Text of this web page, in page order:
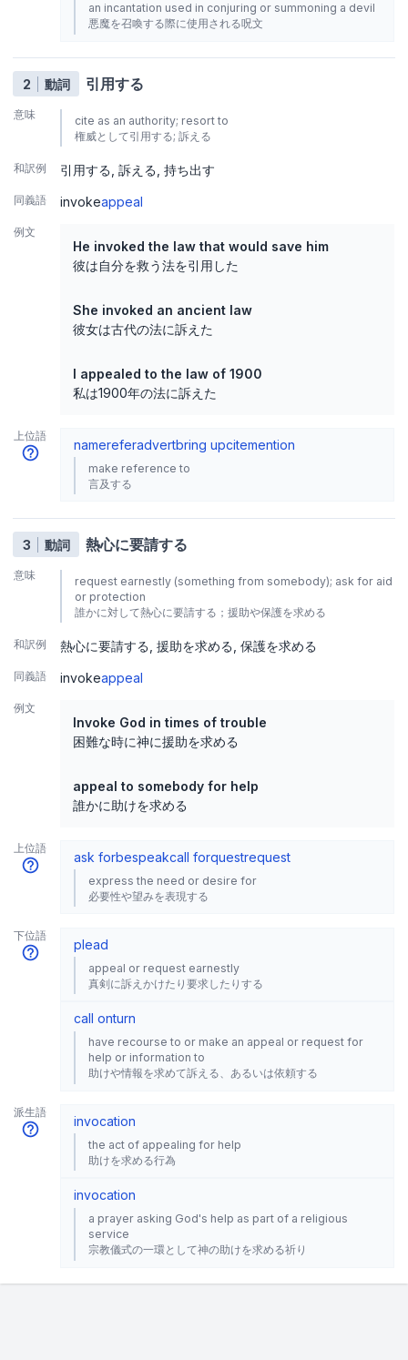
an incantation used in conjuring or summoning a devil
悪魔を召喚する際に使用される呪文
2 動詞 引用する
意味
cite as an authority; resort to
権威として引用する; 訴える
和訳例 引用する 訴える 持ち出す
同義語 invokeappeal
例文
He invoked the law that would save him
彼は自分を救う法を引用した
She invoked an ancient law
彼女は古代の法に訴えた
I appealed to the law of 1900
私は1900年の法に訴えた
上位語
namereferadvertbring upcitemention
make reference to
言及する
3 動詞 熱心に要請する
意味
request earnestly (something from somebody); ask for aid
or protection
誰かに対して熱心に要請する；援助や保護を求める
和訳例 熱心に要請する 援助を求める 保護を求める
同義語 invokeappeal
例文
Invoke God in times of trouble
困難な時に神に援助を求める
appeal to somebody for help
誰かに助けを求める
上位語
ask forbespeakcall forquestrequest
express the need or desire for
必要性や望みを表現する
下位語
plead
appeal or request earnestly
真剣に訴えかけたり要求したりする
call onturn
have recourse to or make an appeal or request for
help or information to
助けや情報を求めて訴える、あるいは依頼する
派生語
invocation
the act of appealing for help
助けを求める行為
invocation
a prayer asking God's help as part of a religious
service
宗教儀式の一環として神の助けを求める祈り